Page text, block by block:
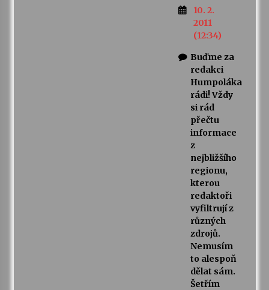
10. 2.
2011
(12:34)
Buďme za
redakci
Humpoláka
rádi! Vždy
si rád
přečtu
informace
z
nejbližšího
regionu,
kterou
redaktoři
vyfiltrují z
různých
zdrojů.
Nemusím
to alespoň
dělat sám.
Šetřím